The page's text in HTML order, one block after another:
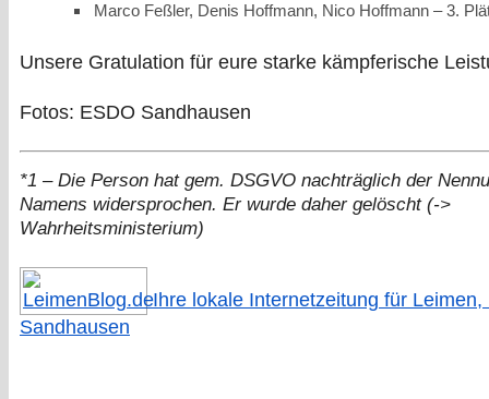
Marco Feßler, Denis Hoffmann, Nico Hoffmann – 3.
Unsere Gratulation für eure starke kämpferische
Fotos: ESDO Sandhausen
*1 – Die Person hat gem. DSGVO nachträglich der
Namens widersprochen. Er wurde daher gelöscht (->
Wahrheitsministerium)
Ihre lokale Internetzeitung für Leimen,
Sandhausen